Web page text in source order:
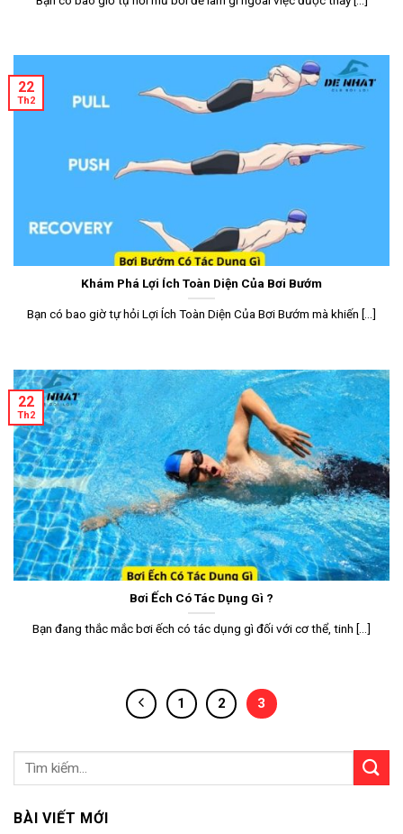
Khám Phá Lợi Ích Toàn Diện Của Bơi Bướm
Bạn có bao giờ tự hỏi Lợi Ích Toàn Diện Của Bơi Bướm mà khiến [...]
22
Th2
Bơi Ếch Có Tác Dụng Gì ?
Bạn đang thắc mắc bơi ếch có tác dụng gì đối với cơ thể, tinh [...]
22
Th2
1 2 3
BÀI VIẾT MỚI